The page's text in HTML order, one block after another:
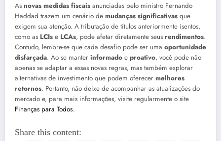
As novas medidas fiscais anunciadas pelo ministro Fernando
Haddad trazem um cenário de mudanças significativas que
exigem sua atenção. A tributação de títulos anteriormente isentos,
como as LCIs e LCAs, pode afetar diretamente seus rendimentos.
Contudo, lembre-se que cada desafio pode ser uma oportunidade
disfarçada. Ao se manter informado e proativo, você pode não
apenas se adaptar a essas novas regras, mas também explorar
alternativas de investimento que podem oferecer melhores
retornos. Portanto, não deixe de acompanhar as atualizações do
mercado e, para mais informações, visite regularmente o site
Finanças para Todos.
Share this content: